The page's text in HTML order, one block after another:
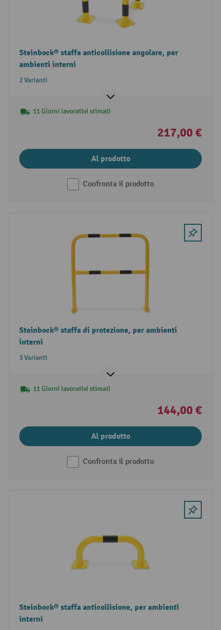
Steinbock® staffa anticollisione angolare, per
ambienti interni
2 Varianti
11 Giorni lavorativi stimati
217,00 €
Al prodotto
Confronta il prodotto
Steinbock® staffa di protezione, per ambienti
interni
3 Varianti
11 Giorni lavorativi stimati
144,00 €
Al prodotto
Confronta il prodotto
Steinbock® staffa anticollisione, per ambienti
interni